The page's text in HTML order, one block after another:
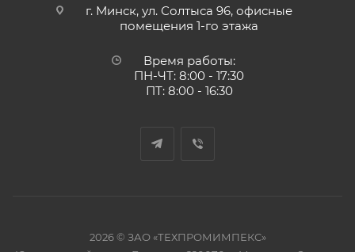
г. Минск, ул. Солтыса 96, офисные
помещения 1-го этажа
Время работы:
ПН-ЧТ: 8:00 - 17:30
ПТ: 8:00 - 16:30
2026 © ЗАО «ТЕХПРОМИМПЕКС»